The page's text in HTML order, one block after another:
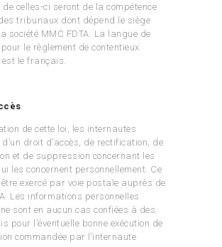
de celles-ci seront de la compétence
tribunaux dont dépend le siège
société MMC FDTA. La langue de
le règlement de contentieux
le français.
de cette loi, les internautes
droit d’accès, de rectification, de
et de suppression concernant les
les concernent personnellement. Ce
exercé par voie postale auprès de
Les informations personnelles
sont en aucun cas confiées à des
pour l’éventuelle bonne exécution de
commandée par l’internaute